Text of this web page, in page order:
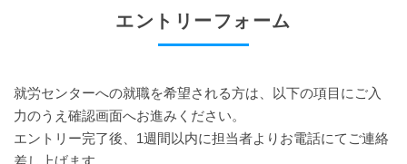
エントリーフォーム
就労センターへの就職を希望される方は、以下の項目にご入
力のうえ確認画面へお進みください。
エントリー完了後、1週間以内に担当者よりお電話にてご連絡
差し上げます。